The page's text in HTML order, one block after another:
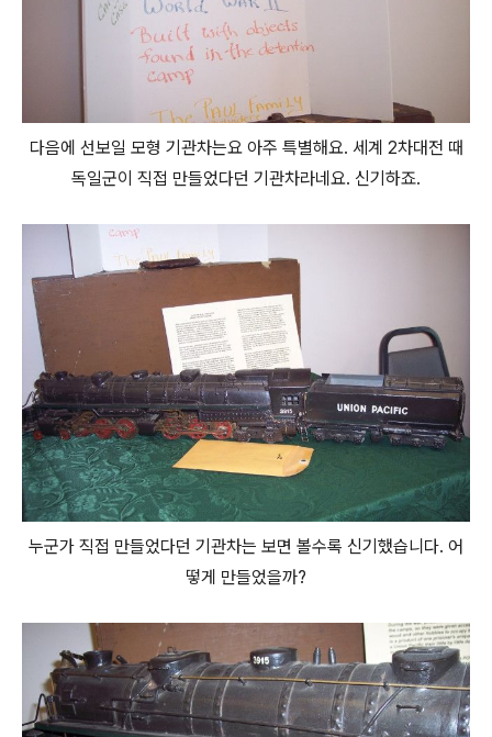
다음에 선보일 모형 기관차는요 아주 특별해요. 세계 2차대전 때
독일군이 직접 만들었다던 기관차라네요. 신기하죠.
누군가 직접 만들었다던 기관차는 보면 볼수록 신기했습니다. 어
떻게 만들었을까?